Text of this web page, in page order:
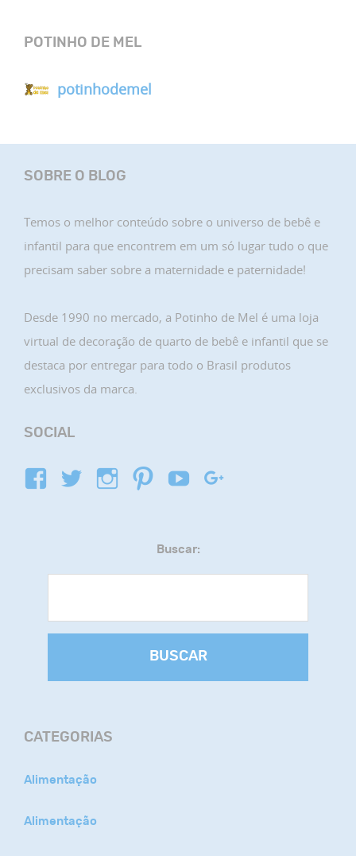
POTINHO DE MEL
potinhodemel
SOBRE O BLOG
Temos o melhor conteúdo sobre o universo de bebê e
infantil para que encontrem em um só lugar tudo o que
precisam saber sobre a maternidade e paternidade!
Desde 1990 no mercado, a Potinho de Mel é uma loja
virtual de decoração de quarto de bebê e infantil que se
destaca por entregar para todo o Brasil produtos
exclusivos da marca.
SOCIAL
Buscar:
BUSCAR
CATEGORIAS
Alimentação
Alimentação